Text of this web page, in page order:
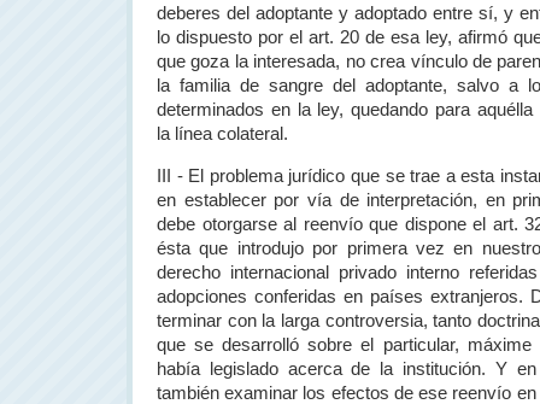
deberes del adoptante y adoptado entre sí, y
lo dispuesto por el art. 20 de esa ley, afirmó
que goza la interesada, no crea vínculo de
la familia de sangre del adoptante, salvo a
determinados en la ley, quedando para
la línea colateral.
III - El problema jurídico que se trae a esta
en establecer por vía de interpretación, en
debe otorgarse al reenvío que dispone el art.
ésta que introdujo por primera vez en
derecho internacional privado interno
adopciones conferidas en países extranjeros.
terminar con la larga controversia, tanto
que se desarrolló sobre el particular, máxime
había legislado acerca de la institución. Y
también examinar los efectos de ese reenvío